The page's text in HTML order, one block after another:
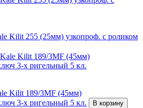
Kilit 255 (25мм) узкопроф. с роликом
Kilit 189/3MF (45мм)
3-х ригельный 5 кл.
В корзину